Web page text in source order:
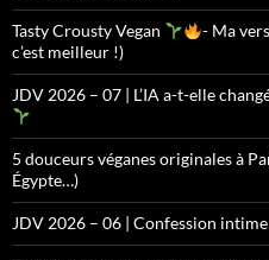
Tasty Crousty Vegan
- Ma
c’est meilleur !)
JDV 2026 – 07 | L’IA a-t-elle
5 douceurs véganes originales à
Égypte…)
JDV 2026 – 06 | Confession